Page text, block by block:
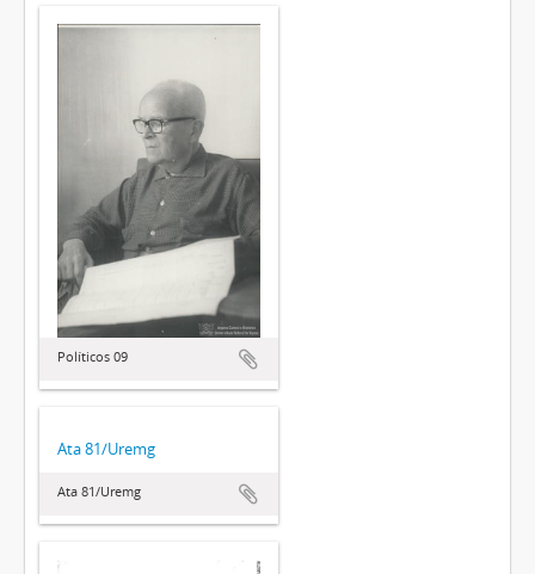
Políticos 09
Ata 81/Uremg
Ata 81/Uremg